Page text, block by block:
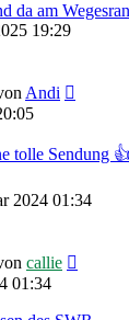
da am
19:29
Andi
tolle Sendung
2024 01:34
callie
01:34